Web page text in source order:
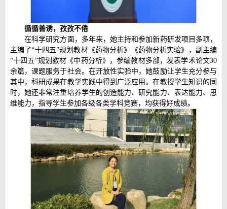
循循善诱，孜孜不倦
在科学研究方面，多年来，她主持和参加新药研发项目多项，
主编了“十四五”规划教材《药物分析》《药物分析实验》，副主编
“十四五”规划教材《中药分析》，参编教材多部，发表学术论文30
余篇，课题服务于社会。在开放性实验中，她鼓励让学生充分参与
其中，科研成果在教学实践中得到广泛应用。在教授学生知识的同
时，她还非常注重培养学生的创造能力、研究能力、表达能力、思
维能力，指导学生参加各级各类学科竞赛，均获得好成绩。